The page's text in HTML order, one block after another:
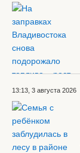
13:13, 3 августа 2026